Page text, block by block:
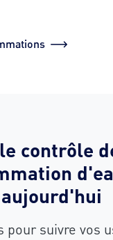
contrôle
aujourd'hui
pour suivre vos